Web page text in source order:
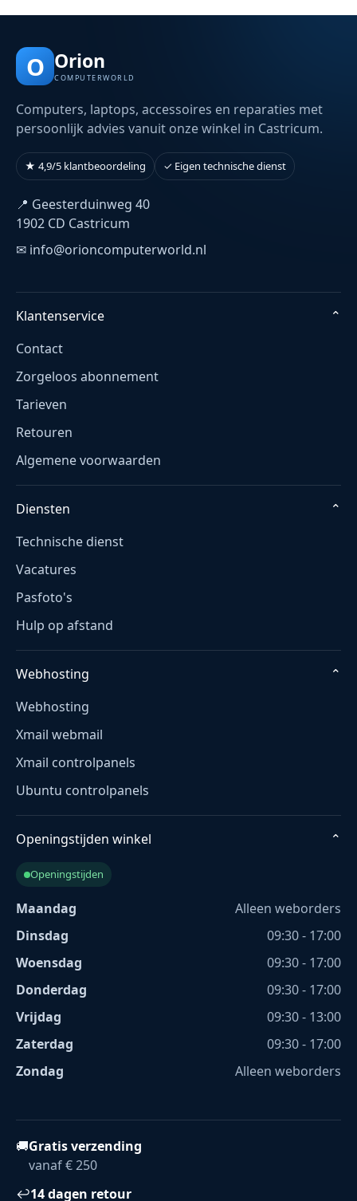
O Orion
COMPUTERWORLD
Computers, laptops, accessoires en reparaties met
persoonlijk advies vanuit onze winkel in Castricum.
★ 4,9/5 klantbeoordeling ✓ Eigen technische dienst
📍 Geesterduinweg 40
1902 CD Castricum
✉ info@orioncomputerworld.nl
Klantenservice
⌄
Contact
Zorgeloos abonnement
Tarieven
Retouren
Algemene voorwaarden
Diensten
⌄
Technische dienst
Vacatures
Pasfoto's
Hulp op afstand
Webhosting
⌄
Webhosting
Xmail webmail
Xmail controlpanels
Ubuntu controlpanels
Openingstijden winkel ⌄
Openingstijden
Maandag
Alleen weborders
Dinsdag
09:30 - 17:00
Woensdag
09:30 - 17:00
Donderdag
09:30 - 17:00
Vrijdag
09:30 - 13:00
Zaterdag
09:30 - 17:00
Zondag
Alleen weborders
🚚Gratis verzending
vanaf € 250
↩14 dagen retour